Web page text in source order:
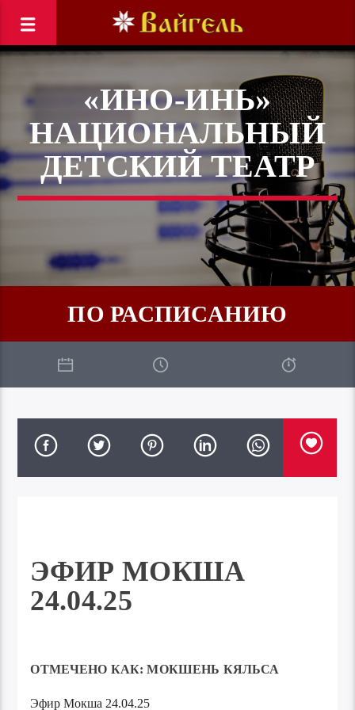
«ИНО-ИНЬ»
НАЦИОНАЛЬНЫЙ
ДЕТСКИЙ ТЕАТР
ПО РАСПИСАНИЮ
ЭФИР МОКША
24.04.25
ОТМЕЧЕНО КАК:МОКШЕНЬ КЯЛЬСА
Эфир Мокша 24.04.25